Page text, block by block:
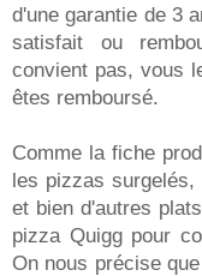
d'une garantie de 3
satisfait ou
convient pas, vous
êtes remboursé.
Comme la fiche
les pizzas
et bien d'autres
pizza Quigg pour
On nous précise